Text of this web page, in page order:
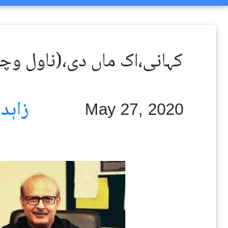
(کہانی،اک ماں دی،(ناول
May 27, 2020